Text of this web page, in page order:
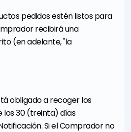
pedidos estén listos para
recibirá una
(en adelante, "la
obligado a recoger los
los 30 (treinta) días
Si el Comprador no